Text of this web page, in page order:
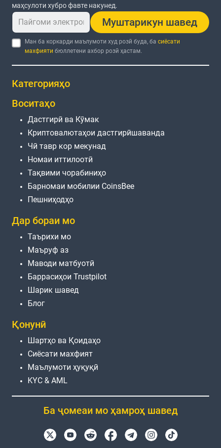
маҳсулоти хубро фавте накунед.
Муштарикун шавед
Ман ба коркарди маълумоти худ розӣ буда, басиёсати
махфияти бюллетени ахбор розӣ ҳастам.
Категорияҳо
Воситаҳо
Дастгирӣ ва Кӯмак
Криптовалютаҳои дастгирӣшаванда
Чӣ тавр кор мекунад
Номаи иттилоотӣ
Тақвими чорабиниҳо
Барномаи мобилии CoinsBee
Пешниҳодҳо
Дар бораи мо
Таърихи мо
Маъруф аз
Маводи матбуотӣ
Баррасиҳои Trustpilot
Шарик шавед
Блог
Қонунӣ
Шартҳо ва Қоидаҳо
Сиёсати махфият
Маълумоти ҳуқуқӣ
KYC & AML
Ба ҷомеаи мо ҳамроҳ шавед